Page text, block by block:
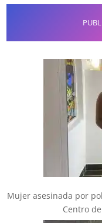
Mujer asesinada por
Centro